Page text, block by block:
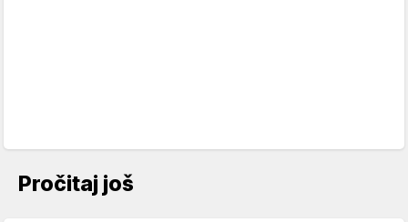
Pročitaj još